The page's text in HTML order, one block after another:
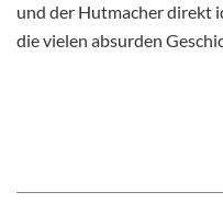
und der Hutmacher direkt
die vielen absurden